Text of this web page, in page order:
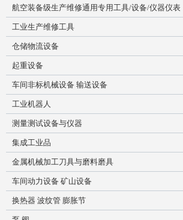
航空装备级生产维修通用专用工具/设备/仪器仪表
工业生产维修工具
仓储物流设备
起重设备
车间非标机械设备 输送设备
工业机器人
测量测试设备与仪器
集成工业品
金属机械加工刀具与磨料磨具
车间动力设备 矿山设备
换热器 波纹管 膨胀节